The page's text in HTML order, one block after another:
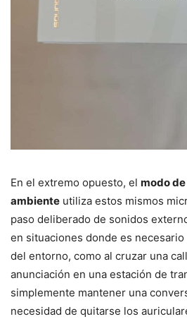
En el extremo opuesto, el modo
ambiente utiliza estos mismos
paso deliberado de sonidos
en situaciones donde es
del entorno, como al cruzar una
anunciación en una estación de
simplemente mantener una
necesidad de quitarse los